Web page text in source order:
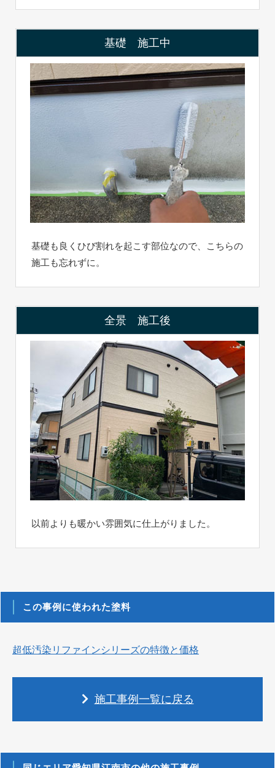
基礎 施工中
基礎も良くひび割れを起こす部位なので、こちらの
施工も忘れずに。
全景 施工後
以前よりも暖かい雰囲気に仕上がりました。
この事例に使われた塗料
超低汚染リファインシリーズの特徴と価格
施工事例一覧に戻る